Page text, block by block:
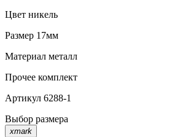
Цвет никель
Размер 17мм
Материал металл
Прочее комплект
Артикул 6288-1
Выбор размера
xmark